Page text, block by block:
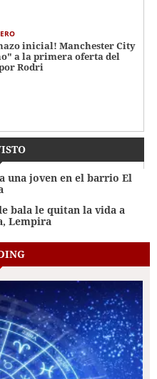
inicial! Manchester City
a la primera oferta del
Rodri
una joven en el barrio El
bala le quitan la vida a
Lempira